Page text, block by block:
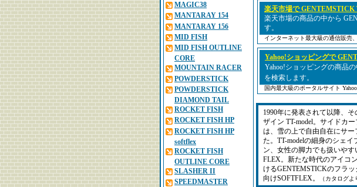
MAGIC38
MANTARAY 154
MANTARAY 156
MID FISH
MID FISH OUTLINE
CORE
MOUNTAIN RACER
POWDERSTICK
POWDERSTICK
DIAMOND TAIL
ROCKET FISH
ROCKET FISH HP
ROCKET FISH HP
softflex
ROCKET FISH
OUTLINE CORE
SLASHER II
SPEEDMASTER
楽天市場で GENTEMSTICK
楽天市場の商品の中から
す。
インターネット最大級の通信販売
Yahoo!ショッピングで
Yahoo!ショッピングの商品
を検索します。
国内最大級のポータルサイト
1990年に発表されて以降、
ザイン TT-model。サイドカ
は、雪の上で自由自在にサ
た。TT-modelの細身のシェ
ン、女性の脚力でも扱いやす
FLEX。新たな時代のアイコ
けるGENTEMSTICKのフラ
向けSOFTFLEX。
（カタログよ